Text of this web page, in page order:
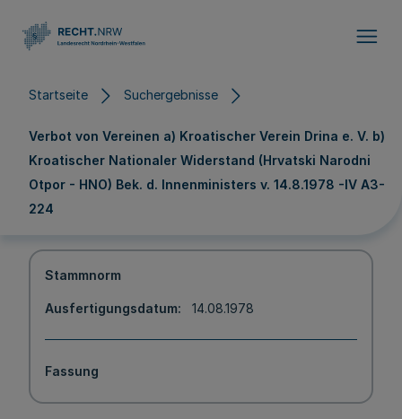
Startseite Suchergebnisse
Verbot von Vereinen a) Kroatischer Verein Drina e. V. b)
Kroatischer Nationaler Widerstand (Hrvatski Narodni
Otpor - HNO) Bek. d. Innenministers v. 14.8.1978 -IV A3-
224
Stammnorm
Ausfertigungsdatum 14.08.1978
Fassung